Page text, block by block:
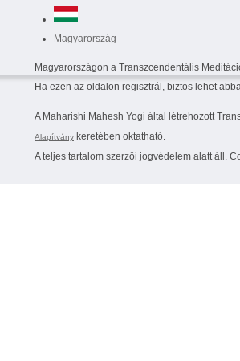
Magyarország
Magyarországon a Transzcendentális
Ha ezen az oldalon regisztrál, biztos lehet
A Maharishi Mahesh Yogi által létrehozott
Alapítvány keretében oktatható.
A teljes tartalom szerzői jogvédelem alatt áll.